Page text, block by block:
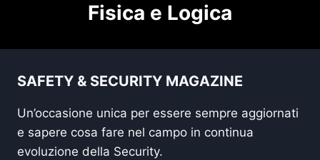
Fisica e Logica
SAFETY & SECURITY MAGAZINE
Un’occasione unica per essere sempre aggiornati
e sapere cosa fare nel campo in continua
evoluzione della Security.